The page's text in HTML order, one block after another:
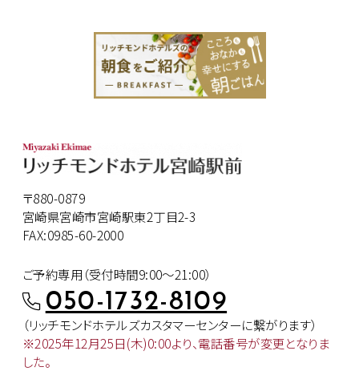
〒880-0879
宮崎県宮崎市宮崎駅東2丁目2-3
FAX:0985-60-2000
ご予約専用（受付時間9:00～21:00）
050-1732-8109
（リッチモンドホテルズカスタマーセンターに繋がります）
※2025年12月25日(木)0:00より、電話番号が変更となりま
した。